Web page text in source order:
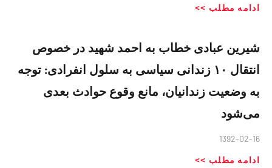
ادامه مطلب >>
شیرین عبادی خطاب به احمد شهید در خصوص
انتقال ۱۰ زندانی سیاسی به سلول انفرادی: توجه
به وضعیت زندانیان، مانع وقوع حوادث بعدی
می‌شود
1392-02-16
ادامه مطلب >>